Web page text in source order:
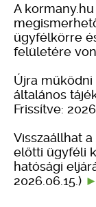
A
ügyfélkörre
felületére
Újra működni
általános
Frissítve:
Visszaállhat
előtti ügyféli
hatósági
2026.06.15.)